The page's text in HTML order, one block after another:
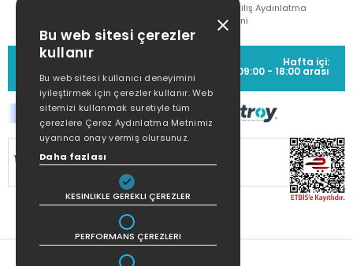
Çekiliş Aydınlatma
Metni
MÜŞTERİ HİZMETLERİ
(0212) 373 77 00
Hafta içi:
09:00 - 18:00 arası
SİTEMİZ
KORUNMAKTADIR.
Bu web sitesi çerezler
kullanır
Bu web sitesi kullanıcı deneyimini
iyileştirmek için çerezler kullanır. Web
sitemizi kullanmak suretiyle tüm
çerezlere Çerez Aydınlatma Metnimiz
uyarınca onay vermiş olursunuz.
Daha fazlası
KESINLIKLE GEREKLI ÇEREZLER
PERFORMANS ÇEREZLERI